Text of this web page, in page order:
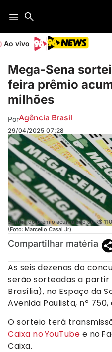
Ao vivo
Mega-Sena
feira prêmio
milhões
PorAgência Brasil
29/04/2025 07:28
Sorteio do prêmio acumulado de R$
(Foto: Marcello Casal Jr)
Compartilhar matéria
As seis dezenas do
serão sorteadas a partir
Brasília), no Espaço da
Avenida Paulista, nº 750,
O sorteio terá
Caixa no YouTube e no
Caixa.